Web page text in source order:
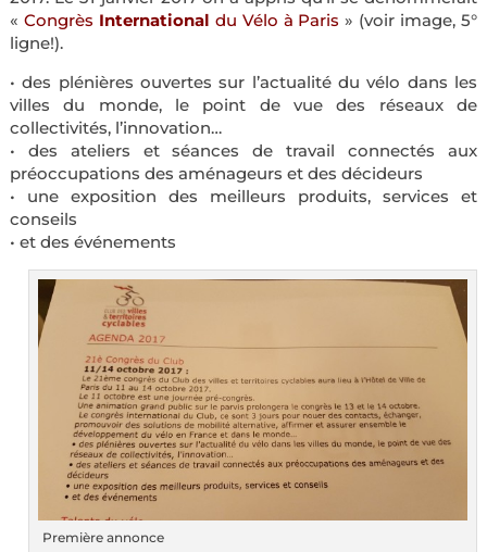
« Congrès International du Vélo à Paris » (voir image, 5°
ligne!).
• des plénières ouvertes sur l’actualité du vélo dans les
villes du monde, le point de vue des réseaux de
collectivités, l’innovation…
• des ateliers et séances de travail connectés aux
préoccupations des aménageurs et des décideurs
• une exposition des meilleurs produits, services et
conseils
• et des événements
Première annonce